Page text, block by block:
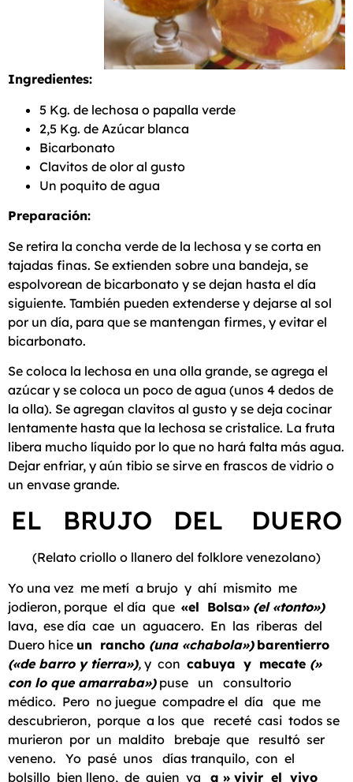
Ingredientes:
5 Kg. de lechosa o papalla verde
2,5 Kg. de Azúcar blanca
Bicarbonato
Clavitos de olor al gusto
Un poquito de agua
Preparación:
Se retira la concha verde de la lechosa y se corta en
tajadas finas. Se extienden sobre una bandeja, se
espolvorean de bicarbonato y se dejan hasta el día
siguiente. También pueden extenderse y dejarse al sol
por un día, para que se mantengan firmes, y evitar el
bicarbonato.
Se coloca la lechosa en una olla grande, se agrega el
azúcar y se coloca un poco de agua (unos 4 dedos de
la olla). Se agregan clavitos al gusto y se deja cocinar
lentamente hasta que la lechosa se cristalice. La fruta
libera mucho líquido por lo que no hará falta más agua.
Dejar enfriar, y aún tibio se sirve en frascos de vidrio o
un envase grande.
EL BRUJO DEL DUERO
(Relato criollo o llanero del folklore venezolano)
Yo una vez me metí a brujo y ahí mismito me
jodieron, porque el día que «el Bolsa» (el «tonto»)
lava, ese día cae un aguacero. En las riberas del
Duero hice un rancho (una «chabola») barentierro
(«de barro y tierra»), y con cabuya y mecate (»
con lo que amarraba»)puse un consultorio
médico. Pero no juegue compadre el día que me
descubrieron, porque a los que receté casi todos se
murieron por un maldito brebaje que resultó ser
veneno. Yo pasé unos días tranquilo, con el
bolsillo bien lleno, de quien va a » vivir el vivo